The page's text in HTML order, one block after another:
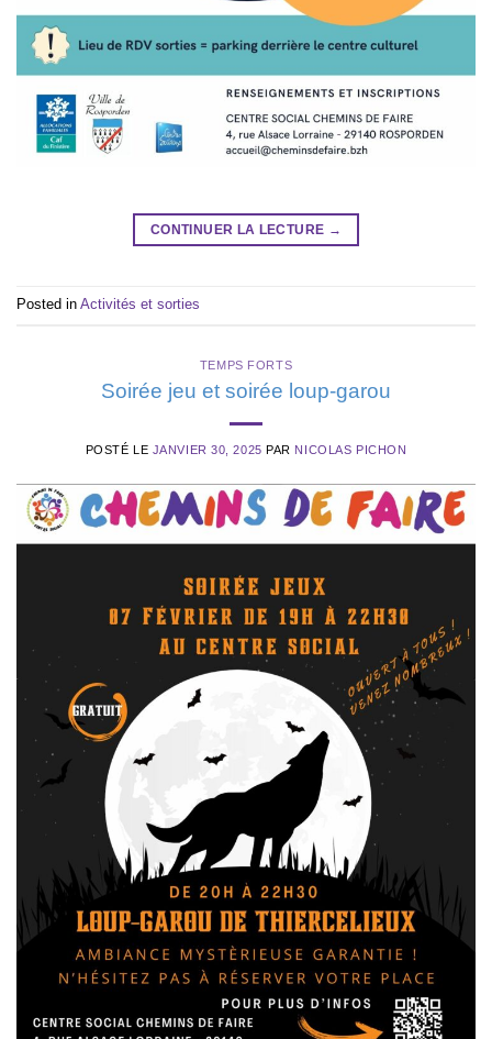
CONTINUER LA LECTURE →
Posted in Activités et sorties
TEMPS FORTS
Soirée jeu et soirée loup-garou
POSTÉ LE JANVIER 30, 2025 PAR NICOLAS PICHON